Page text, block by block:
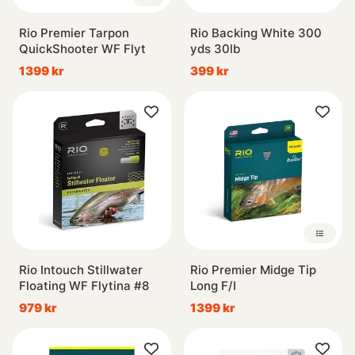
Dessa fluglinor är viktade för att vara lite tyngre än vattnet.
Det betyder att dessa fluglinor kommer att sakta sjunka
ner och kunna fiskas precis under ytan. Dessa fluglinor är
grunda platser utan att flugan går i botten samtidigt som
de är tunnare i diametern än en flytlina och då kommer att
skära bättre genom kustens vindar.
Dessa fluglinor är också ypperliga till regnbågsfisket då du
sakta vill fiska en nymf precis under ytan.
Om du har frågor innan ditt linköp så får du gärna kontakta
val för just ditt fiske beroende på vilken typ av vatten du
ska fiska samt vilket spö du ska använda linan till.
Fluglina - Sjunk & Sinktip
Rio Premier Tarpon
QuickShooter WF Flyt
1399 kr
Rio Backing White 300
yds 30lb
399 kr
Rio Intouch Stillwater
Floating WF Flytina #8
979 kr
Rio Premier Midge Tip
Long F/I
1399 kr